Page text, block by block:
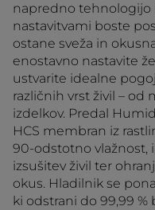
napredno tehnologijo
nastavitvami boste
ostane sveža in
enostavno nastavite
ustvarite idealne
različnih vrst živil – od
izdelkov. Predal
HCS membran iz
90-odstotno vlažnost,
izsušitev živil ter
okus. Hladilnik se
ki odstrani do 99,99 %